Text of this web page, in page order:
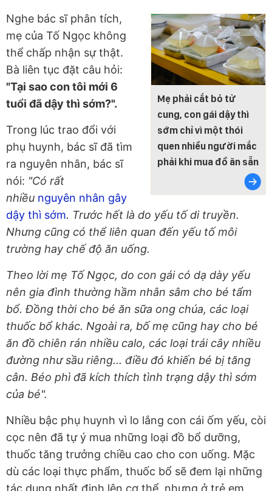
Mẹ phải cắt bỏ tử
cung, con gái dậy thì
sớm chỉ vì một thói
quen nhiều người mắc
phải khi mua đồ ăn sẵn
Nghe bác sĩ phân tích,
mẹ của Tố Ngọc không
thể chấp nhận sự thật.
Bà liên tục đặt câu hỏi:
"Tại sao con tôi mới 6
tuổi đã dậy thì sớm?".
Trong lúc trao đổi với
phụ huynh, bác sĩ đã tìm
ra nguyên nhân, bác sĩ
nói: "Có rất
nhiều nguyên nhân gây
dậy thì sớm. Trước hết là do yếu tố di truyền.
Nhưng cũng có thể liên quan đến yếu tố môi
trường hay chế độ ăn uống.
Theo lời mẹ Tố Ngọc, do con gái có dạ dày yếu
nên gia đình thường hầm nhân sâm cho bé tẩm
bổ. Đồng thời cho bé ăn sữa ong chúa, các loại
thuốc bổ khác. Ngoài ra, bố mẹ cũng hay cho bé
ăn đồ chiên rán nhiều calo, các loại trái cây nhiều
đường như sầu riêng... điều đó khiến bé bị tăng
cân. Béo phì đã kích thích tình trạng dậy thì sớm
của bé".
Nhiều bậc phụ huynh vì lo lắng con cái ốm yếu, còi
cọc nên đã tự ý mua những loại đồ bổ dưỡng,
thuốc tăng trưởng chiều cao cho con uống. Mặc
dù các loại thực phẩm, thuốc bổ sẽ đem lại những
tác dụng nhất định lên cơ thể, nhưng ở trẻ em